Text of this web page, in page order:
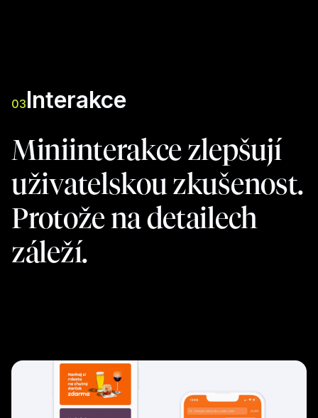
03Interakce
Miniinterakce zlepšují
uživatelskou zkušenost.
Protože na detailech
záleží.